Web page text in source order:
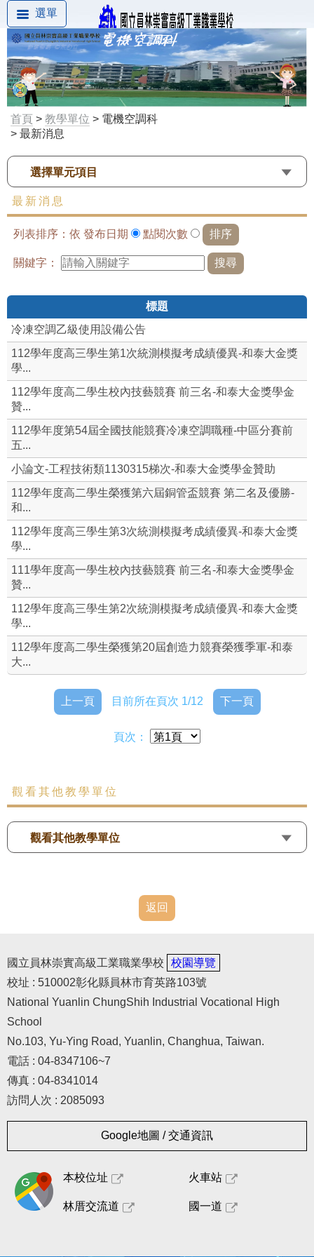
選單
首頁 > 教學單位 > 電機空調科
> 最新消息
選擇單元項目
最新消息
列表排序：依 發布日期 點閱次數
關鍵字：
標題
冷凍空調乙級使用設備公告
112學年度高三學生第1次統測模擬考成績優異-和泰大金獎
學...
112學年度高二學生校內技藝競賽 前三名-和泰大金獎學金
贊...
112學年度第54屆全國技能競賽冷凍空調職種-中區分賽前
五...
小論文-工程技術類1130315梯次-和泰大金獎學金贊助
112學年度高二學生榮獲第六屆銅管盃競賽 第二名及優勝-
和...
112學年度高三學生第3次統測模擬考成績優異-和泰大金獎
學...
111學年度高一學生校內技藝競賽 前三名-和泰大金獎學金
贊...
112學年度高三學生第2次統測模擬考成績優異-和泰大金獎
學...
112學年度高二學生榮獲第20屆創造力競賽榮獲季軍-和泰
大...
上一頁 目前所在頁次 1/12 下一頁
頁次：
觀看其他教學單位
觀看其他教學單位
返回
國立員林崇實高級工業職業學校
校園導覽
校址 : 510002彰化縣員林市育英路103號
National Yuanlin ChungShih Industrial Vocational High
School
No.103, Yu-Ying Road, Yuanlin, Changhua, Taiwan.
電話 : 04-8347106~7
傳真 : 04-8341014
訪問人次 : 2085093
Google地圖 / 交通資訊
本校位址 火車站
林厝交流道 國一道